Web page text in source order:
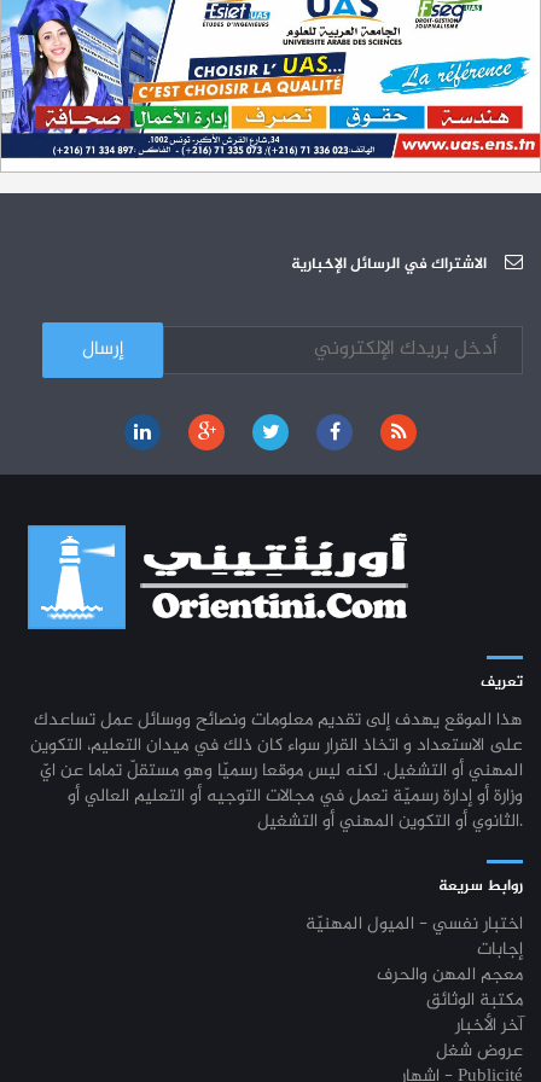
سبتمبر 2023
31-12
L'Université Arabe des Sciences : Avis à tous les étudiant(e)s
12-05 200 منحة لطلبة الطب التونسيين في جامعة هارفارد ‏الأمريكية‏
26-10 الجامعة العربية للعلوم تونس (U.A.S) : عرض لآخر إصدارات دار اليمامة
03-10 الجامعة العربية للعلوم : دورة تكوينية
الاشتراك في الرسائل الإخبارية
تعريف
هذا الموقع يهدف إلى تقديم معلومات ونصائح ووسائل عمل تساعدك
على الاستعداد و اتخاذ القرار سواء كان ذلك في ميدان التعليم، التكوين
المهني أو التشغيل. لكنه ليس موقعا رسميّا وهو مستقلّ تماما عن ايّ
وزارة أو إدارة رسميّة تعمل في مجالات التوجيه أو التعليم العالي أو
الثانوي أو التكوين المهني أو التشغيل.
روابط سريعة
اختبار نفسي - الميول المهنيّة
إجابات
معجم المهن والحرف
مكتبة الوثائق
آخر الأخبار
عروض شغل